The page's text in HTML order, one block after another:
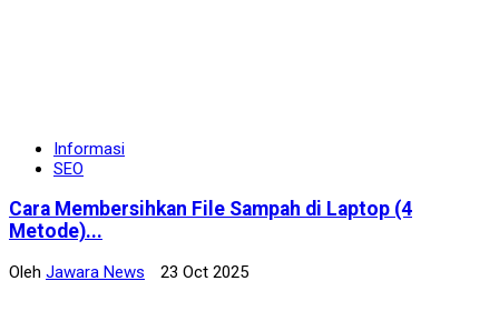
Informasi
SEO
Cara Membersihkan File Sampah di Laptop (4
Metode)...
Oleh Jawara News 23 Oct 2025